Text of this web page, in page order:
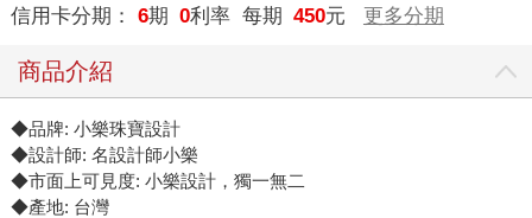
信用卡分期： 6期 0利率 每期 450元 更多分期
商品介紹
◆品牌: 小樂珠寶設計
◆設計師: 名設計師小樂
◆市面上可見度: 小樂設計，獨一無二
◆產地: 台灣